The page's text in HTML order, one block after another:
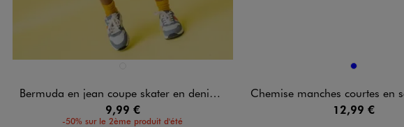
Bermuda en jean coupe skater en denim extensible garçon
9,99 €
-50% sur le 2ème produit d'été
Disponible en 1 colorisBLEU
Chemise manches courtes en seersucker
12,99 €